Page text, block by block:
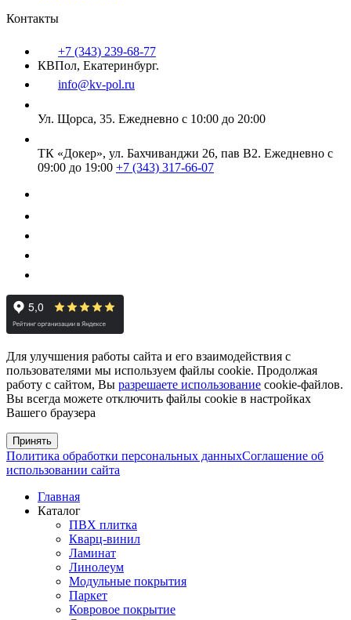
Контакты
+7 (343) 239-68-77
КВПол, Екатеринбург.
info@kv-pol.ru
Ул. Щорса, 35. Ежедневно с 10:00 до 20:00
ТК «Докер», ул. Бахчиванджи 26, пав В2. Ежедневно с
09:00 до 19:00 +7 (343) 317-66-07
Для улучшения работы сайта и его взаимодействия с
пользователями мы используем файлы cookie. Продолжая
работу с сайтом, Вы разрешаете использование cookie-файлов.
Вы всегда можете отключить файлы cookie в настройках
Вашего браузера
Принять
Политика обработки персональных данныхСоглашение об
использовании сайта
Главная
Каталог
ПВХ плитка
Кварц-винил
Ламинат
Линолеум
Модульные покрытия
Паркет
Ковровое покрытие